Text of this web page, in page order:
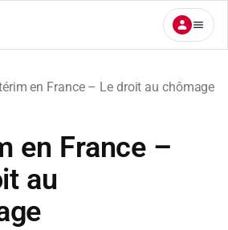
en France – Le droit au chômage
en France –
au